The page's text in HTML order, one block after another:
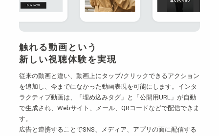
触れる動画という
新しい視聴体験を実現
従来の動画と違い、動画上にタップ/クリックできるアクション
を追加し、今までになかった動画表現を可能にします。インタ
ラクティブ動画は、「埋め込みタグ」と「公開用URL」が自動
で生成され、Webサイト、メール、QRコードなどで配信できま
す。
広告と連携することでSNS、メディア、アプリの面に配信する